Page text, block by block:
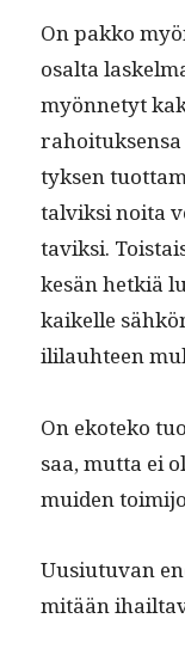
On pakko
osalta
myön­netyt
tyk­sen
talviksi noi­ta
taviksi.
kesän het­k­iä
kaikelle
ililauh­teen
On ekoteko
saa, mut­ta ei
muiden
Uusi­u­tu­van
mitään